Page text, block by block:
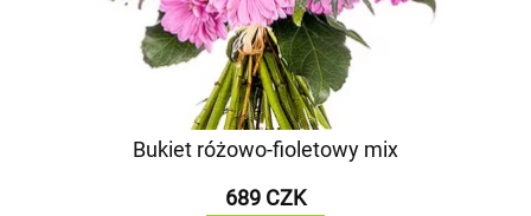
Bukiet różowo-fioletowy mix
689 CZK